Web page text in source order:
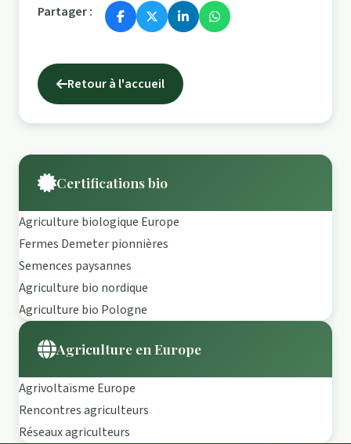
Partager :
Retour à l'accueil
Certifications bio
Agriculture biologique Europe
Fermes Demeter pionnières
Semences paysannes
Agriculture bio nordique
Agriculture bio Pologne
Agriculture en Europe
Agrivoltaïsme Europe
Rencontres agriculteurs
Réseaux agriculteurs